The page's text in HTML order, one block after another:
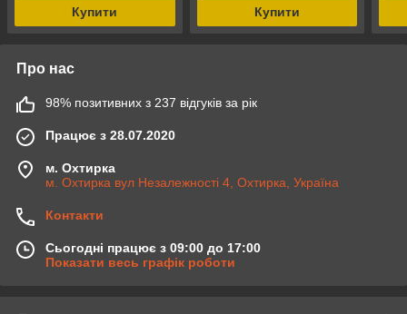
Купити Купити
Про нас
98% позитивних з 237 відгуків за рік
Працює з 28.07.2020
м. Охтирка
м. Охтирка вул Незалежності 4, Охтирка, Україна
Контакти
Сьогодні працює з 09:00 до 17:00
Показати весь графік роботи